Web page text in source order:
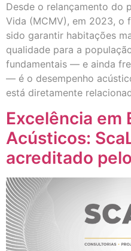
Desde o relançamento do
Vida (MCMV), em 2023, o
sido garantir habitações
qualidade para a
fundamentais — e ainda
— é o desempenho
está diretamente
Excelência em
Acústicos:
acreditado